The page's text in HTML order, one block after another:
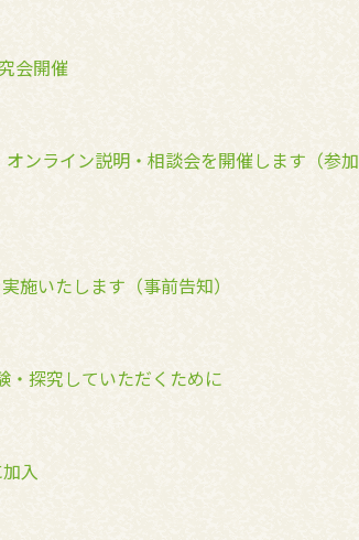
会開催
ンライン説明・相談会を開催します（参加
施いたします（事前告知）
・探究していただくために
入